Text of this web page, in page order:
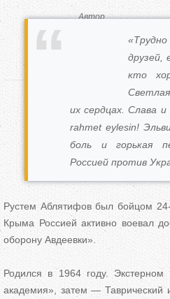
Автор
друзей,
кто
их сердцах. Слава
rahmet eylesin!
боль и горькая
Россией против
Рустем Аблятифов был бойцом
Крыма Россией активно воевал
оборону Авдеевки».
Родился в 1964 году. Экстерном
академия», затем — Таврический